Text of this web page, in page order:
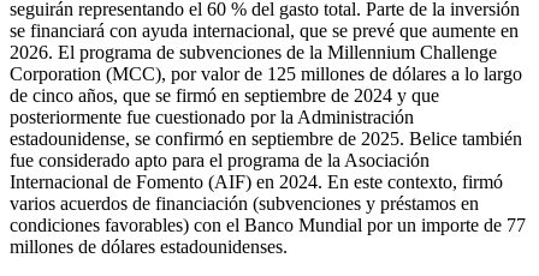
seguirán representando el 60 % del gasto total. Parte de la inversión
se financiará con ayuda internacional, que se prevé que aumente en
2026. El programa de subvenciones de la Millennium Challenge
Corporation (MCC), por valor de 125 millones de dólares a lo largo
de cinco años, que se firmó en septiembre de 2024 y que
posteriormente fue cuestionado por la Administración
estadounidense, se confirmó en septiembre de 2025. Belice también
fue considerado apto para el programa de la Asociación
Internacional de Fomento (AIF) en 2024. En este contexto, firmó
varios acuerdos de financiación (subvenciones y préstamos en
condiciones favorables) con el Banco Mundial por un importe de 77
millones de dólares estadounidenses.